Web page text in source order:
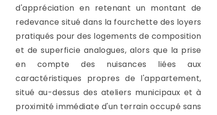
d'appréciation en retenant un montant de
redevance situé dans la fourchette des loyers
pratiqués pour des logements de composition
et de superficie analogues, alors que la prise
en compte des nuisances liées aux
caractéristiques propres de l'appartement,
situé au-dessus des ateliers municipaux et à
proximité immédiate d'un terrain occupé sans